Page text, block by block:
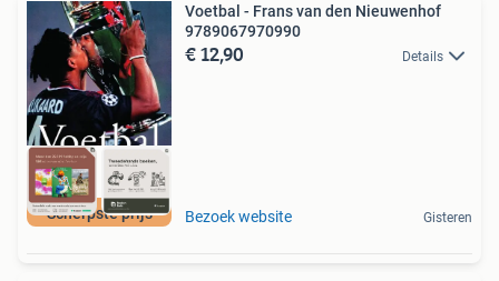
Scherpste prijs
Voetbal - Frans van den Nieuwenhof
9789067970990
€ 12,90 Details
Bezoek website Gisteren